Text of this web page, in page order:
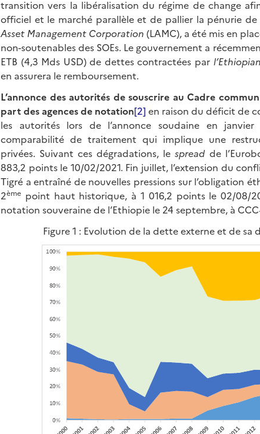
transition vers la libéralisation du régime de change
officiel et le marché parallèle et de pallier la pénurie de
Asset Management Corporation (LAMC), a été mis en
non-soutenables des SOEs. Le gouvernement a
ETB (4,3 Mds USD) de dettes contractées par
en assurera le remboursement.
L’annonce des autorités de souscrire au Cadre
part des agences de notation[2] en raison du déficit de
les autorités lors de l’annonce soudaine en
comparabilité de traitement qui implique une
privées. Suivant ces dégradations, lespreadde
883,2 points le 10/02/2021. Fin juillet, l’extension du
Tigré a entraîné de nouvelles pressions sur l’obligation
2ème point haut historique, à 1 016,2 points le 02/08/
notation souveraine de l’Ethiopie le 24 septembre, à
Figure 1 : Evolution de la dette externe et de sa